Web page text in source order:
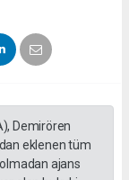
Demirören
eklenen tüm
ajans